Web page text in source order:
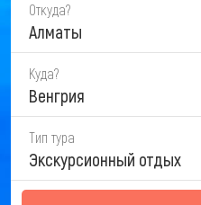
Откуда?
Алматы
Куда?
Венгрия
Тип тура
Экскурсионный отдых